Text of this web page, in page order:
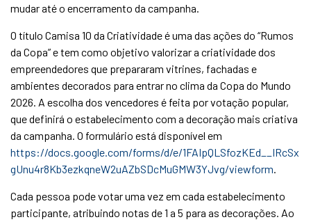
mudar até o encerramento da campanha.
O título Camisa 10 da Criatividade é uma das ações do “Rumos
da Copa” e tem como objetivo valorizar a criatividade dos
empreendedores que prepararam vitrines, fachadas e
ambientes decorados para entrar no clima da Copa do Mundo
2026. A escolha dos vencedores é feita por votação popular,
que definirá o estabelecimento com a decoração mais criativa
da campanha. O formulário está disponível em
https://docs.google.com/forms/d/e/1FAIpQLSfozKEd__IRcSx
gUnu4r8Kb3ezkqneW2uAZbSDcMuGMW3YJvg/viewform.
Cada pessoa pode votar uma vez em cada estabelecimento
participante, atribuindo notas de 1 a 5 para as decorações. Ao